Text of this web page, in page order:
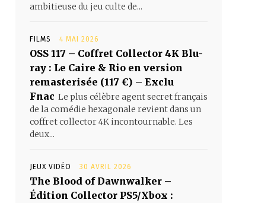
ambitieuse du jeu culte de...
FILMS 4 MAI 2026
OSS 117 – Coffret Collector 4K Blu-
ray : Le Caire & Rio en version
remasterisée (117 €) – Exclu
Fnac Le plus célèbre agent secret français
de la comédie hexagonale revient dans un
coffret collector 4K incontournable. Les
deux...
JEUX VIDÉO 30 AVRIL 2026
The Blood of Dawnwalker –
Édition Collector PS5/Xbox :